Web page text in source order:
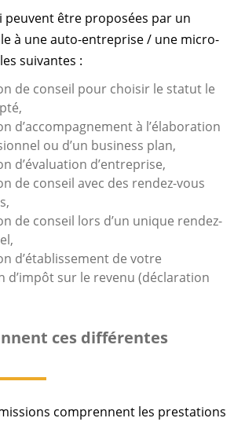
peuvent être proposées par un
à une auto-entreprise / une micro-
suivantes :
de conseil pour choisir le statut le
d’accompagnement à l’élaboration
ou d’un business plan,
d’évaluation d’entreprise,
de conseil avec des rendez-vous
de conseil lors d’un unique rendez-
d’établissement de votre
d’impôt sur le revenu (déclaration
ces différentes
comprennent les prestations